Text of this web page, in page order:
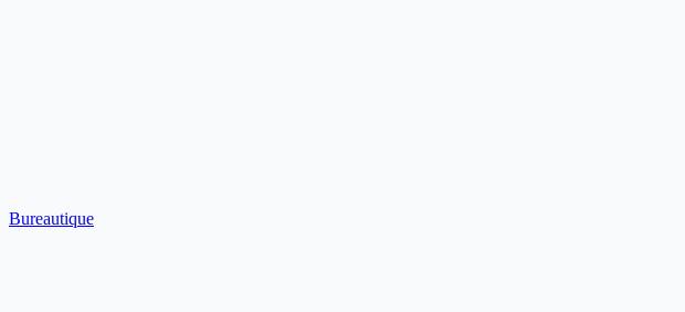
Bureautique